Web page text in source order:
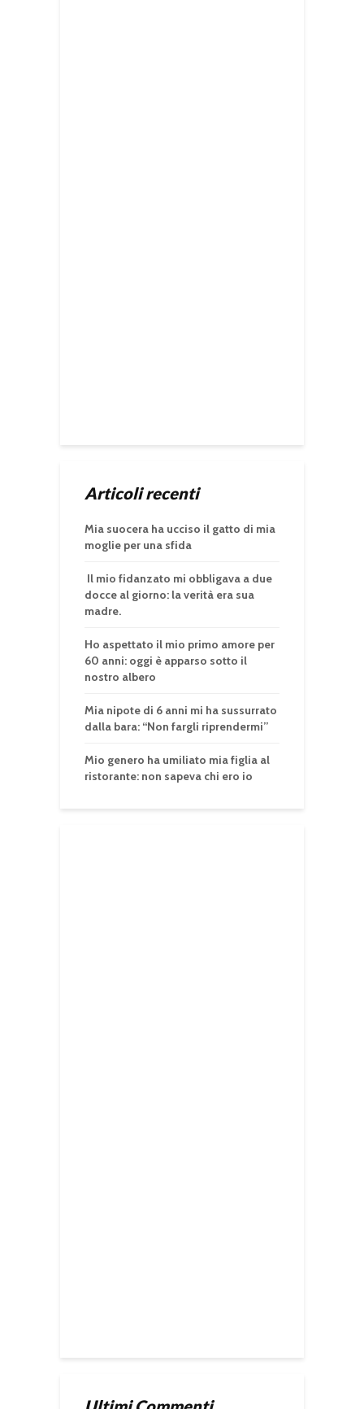
Articoli recenti
Mia suocera ha ucciso il gatto di mia
moglie per una sfida
Il mio fidanzato mi obbligava a due
docce al giorno: la verità era sua
madre.
Ho aspettato il mio primo amore per
60 anni: oggi è apparso sotto il
nostro albero
Mia nipote di 6 anni mi ha sussurrato
dalla bara: “Non fargli riprendermi”
Mio genero ha umiliato mia figlia al
ristorante: non sapeva chi ero io